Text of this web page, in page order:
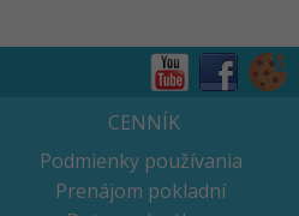
CENNÍK
Podmienky používania
Prenájom pokladní